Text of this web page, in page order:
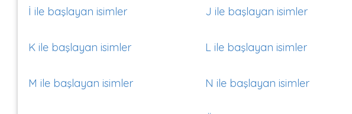
İ ile başlayan isimler J ile başlayan isimler
K ile başlayan isimler L ile başlayan isimler
M ile başlayan isimler N ile başlayan isimler